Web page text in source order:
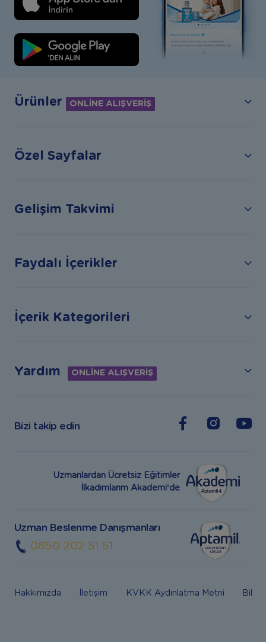
Ürünler ONLİNE ALIŞVERİŞ
Özel Sayfalar
Gelişim Takvimi
Faydalı İçerikler
İçerik Kategorileri
Yardım ONLİNE ALIŞVERİŞ
Bizi takip edin
Uzmanlardan Ücretsiz Eğitimler
İlkadımlarım Akademi’de
Uzman Beslenme Danışmanları
0850 202 51 51
Hakkımızda İletişim KVKK Aydınlatma Metni Bilgi